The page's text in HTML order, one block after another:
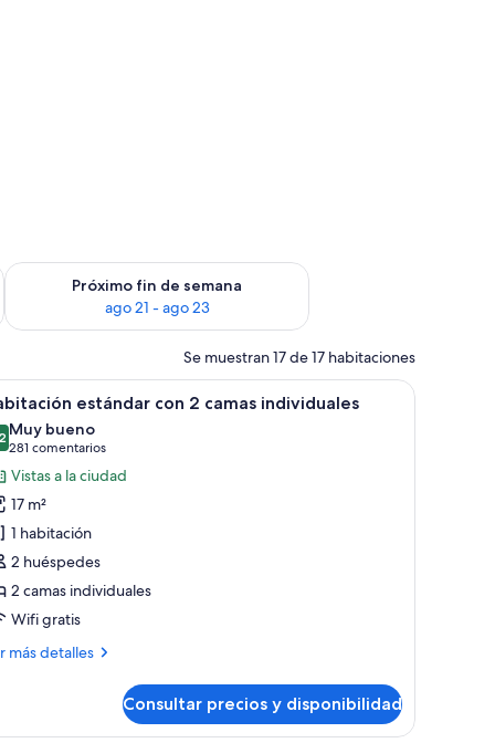
semana, ago 14 - ago 16
Próximo fin de semana
ago 21 - ago 23
Consulta la disponibilidad para el próximo fin de semana,
Se muestran 17 de 17 habitaciones
una silla, una mesita y vistas a la ciudad.Habitación de hotel con dos camas, un
5 estándar con 2 camas individuales
de 10
Muy bueno
281 comentarios
(281 comentarios)
Vistas a la ciudad
17 m²
1 habitación
2 huéspedes
2 camas individuales
Wifi gratis
más detalles
Consultar precios y disponibilidad